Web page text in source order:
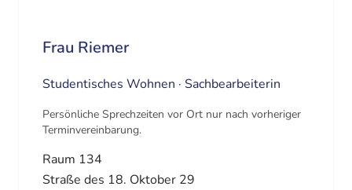
Frau Riemer
Studentisches Wohnen · Sachbearbeiterin
Persönliche Sprechzeiten vor Ort nur nach vorheriger
Terminvereinbarung.
Raum 134
Straße des 18. Oktober 29